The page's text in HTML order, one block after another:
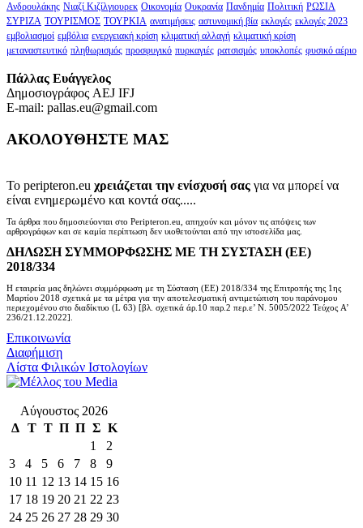
Ανδρουλάκης Νιαζί Κιζίλγιουρεκ Οικονομία Ουκρανία Πανδημία Πολιτική ΡΩΣΙΑ
ΣΥΡΙΖΑ ΤΟΥΡΙΣΜΟΣ ΤΟΥΡΚΙΑ ανατιμήσεις αστυνομική βία εκλογές εκλογές 2023
εμβολιασμοί εμβόλια ενεργειακή κρίση κλιματική αλλαγή κλιματική κρίση
μεταναστευτικό πληθωρισμός προσφυγικό πυρκαγιές ρατσισμός υποκλοπές φυσικό αέριο
Πάλλας Ευάγγελος
Δημοσιογράφος AEJ ΙFJ
E-mail: pallas.eu@gmail.com
ΑΚΟΛΟΥΘΗΣΤΕ ΜΑΣ
Το peripteron.eu χρειάζεται την ενίσχυσή σας για να μπορεί να
είναι ενημερωμένο και κοντά σας.....
Τα άρθρα που δημοσιεύονται στο Peripteron.eu, απηχούν και μόνον τις απόψεις των
αρθρογράφων και σε καμία περίπτωση δεν υιοθετούνται από την ιστοσελίδα μας.
ΔΗΛΩΣΗ ΣΥΜΜΟΡΦΩΣΗΣ ΜΕ ΤΗ ΣΥΣΤΑΣΗ (ΕΕ)
2018/334
Η εταιρεία μας δηλώνει συμμόρφωση με τη Σύσταση (ΕΕ) 2018/334 της Επιτροπής της 1ης
Μαρτίου 2018 σχετικά με τα μέτρα για την αποτελεσματική αντιμετώπιση του παράνομου
περιεχομένου στο διαδίκτυο (L 63) [βλ. σχετικά άρ.10 παρ.2 περ.ε’ Ν. 5005/2022 Τεύχος A’
236/21.12.2022].
Επικοινωνία
Διαφήμιση
Λίστα Φιλικών Ιστολογίων
Αύγουστος 2026
Δ Τ Τ Π Π Σ Κ
1
2
3
4 5 6 7 8
9
10 11 12 13 14 15 16
17 18 19 20 21 22 23
24 25 26 27 28 29 30